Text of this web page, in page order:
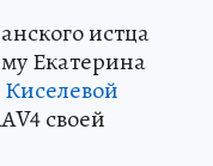
истца
Екатерина
своей